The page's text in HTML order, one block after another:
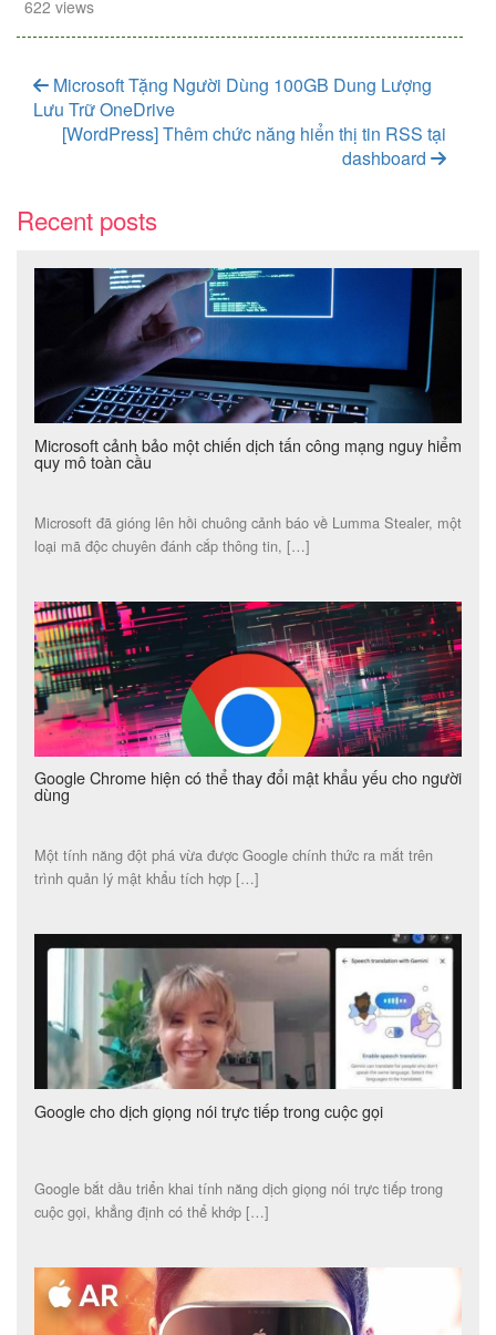
622 views
Microsoft Tặng Người Dùng 100GB Dung Lượng
Lưu Trữ OneDrive
[WordPress] Thêm chức năng hiển thị tin RSS tại
dashboard
Recent posts
Microsoft cảnh bảo một chiến dịch tấn công mạng nguy hiểm
quy mô toàn cầu
Microsoft đã gióng lên hồi chuông cảnh báo về Lumma Stealer, một
loại mã độc chuyên đánh cắp thông tin, […]
Google Chrome hiện có thể thay đổi mật khẩu yếu cho người
dùng
Một tính năng đột phá vừa được Google chính thức ra mắt trên
trình quản lý mật khẩu tích hợp […]
Google cho dịch giọng nói trực tiếp trong cuộc gọi
Google bắt dầu triển khai tính năng dịch giọng nói trực tiếp trong
cuộc gọi, khẳng định có thể khớp […]